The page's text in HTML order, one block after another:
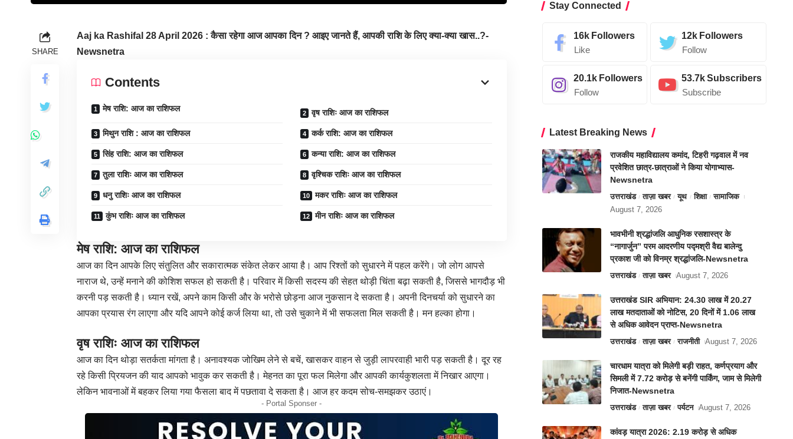
SHARE
Aaj ka Rashifal 28 April 2026 : कैसा रहेगा आज आपका दिन ? आइए जानते हैं, आपकी राशि के लिए क्या-क्या खास..?-
Newsnetra
Contents
मेष राशि: आज का राशिफल वृष राशिः आज का राशिफल
मिथुन राशि : आज का राशिफल कर्क राशि: आज का राशिफल
सिंह राशि: आज का राशिफल कन्या राशि: आज का राशिफल
तुला राशिः आज का राशिफल वृश्चिक राशिः आज का राशिफल
धनु राशिः आज का राशिफल मकर राशिः आज का राशिफल
कुंभ राशिः आज का राशिफल मीन राशिः आज का राशिफल
मेष राशि: आज का राशिफल
आज का दिन आपके लिए संतुलित और सकारात्मक संकेत लेकर आया है। आप रिश्तों को सुधारने में पहल करेंगे। जो लोग आपसे
नाराज थे, उन्हें मनाने की कोशिश सफल हो सकती है। परिवार में किसी सदस्य की सेहत थोड़ी चिंता बढ़ा सकती है, जिससे भागदौड़ भी
करनी पड़ सकती है। ध्यान रखें, अपने काम किसी और के भरोसे छोड़ना आज नुकसान दे सकता है। अपनी दिनचर्या को सुधारने का
आपका प्रयास रंग लाएगा और यदि आपने कोई कर्ज लिया था, तो उसे चुकाने में भी सफलता मिल सकती है। मन हल्का होगा।
वृष राशिः आज का राशिफल
आज का दिन थोड़ा सतर्कता मांगता है। अनावश्यक जोखिम लेने से बचें, खासकर वाहन से जुड़ी लापरवाही भारी पड़ सकती है। दूर रह
रहे किसी प्रियजन की याद आपको भावुक कर सकती है। मेहनत का पूरा फल मिलेगा और आपकी कार्यकुशलता में निखार आएगा।
लेकिन भावनाओं में बहकर लिया गया फैसला बाद में पछतावा दे सकता है। आज हर कदम सोच-समझकर उठाएं।
- Portal Sponser -
Stay Connected
16k Followers
Like
12k Followers
Follow
20.1k Followers
Follow
53.7kSubscribers
Subscribe
Latest Breaking News
राजकीय महाविद्यालय कमांद, टिहरी गढ़वाल में नव
प्रवेशित छात्र-छात्राओं ने किया योगाभ्यास-
Newsnetra
उत्तराखंड ताज़ा खबर यूथ शिक्षा
सामाजिक
August 7, 2026
भावभीनी श्रद्धांजलि आधुनिक रसशास्त्र के
“नागार्जुन” परम आदरणीय पद्मश्री वैद्य बालेन्दु
प्रकाश जी को विनम्र श्रद्धांजलि-Newsnetra
उत्तराखंड ताज़ा खबर August 7, 2026
उत्तराखंड SIR अभियान: 24.30 लाख में 20.27
लाख मतदाताओं को नोटिस, 20 दिनों में 1.06 लाख
से अधिक आवेदन प्राप्त-Newsnetra
उत्तराखंड ताज़ा खबर राजनीती August 7, 2026
चारधाम यात्रा को मिलेगी बड़ी राहत, कर्णप्रयाग और
सिमली में 7.72 करोड़ से बनेंगी पार्किंग, जाम से मिलेगी
निजात-Newsnetra
उत्तराखंड ताज़ा खबर पर्यटन August 7, 2026
कांवड़ यात्रा 2026: 2.19 करोड़ से अधिक